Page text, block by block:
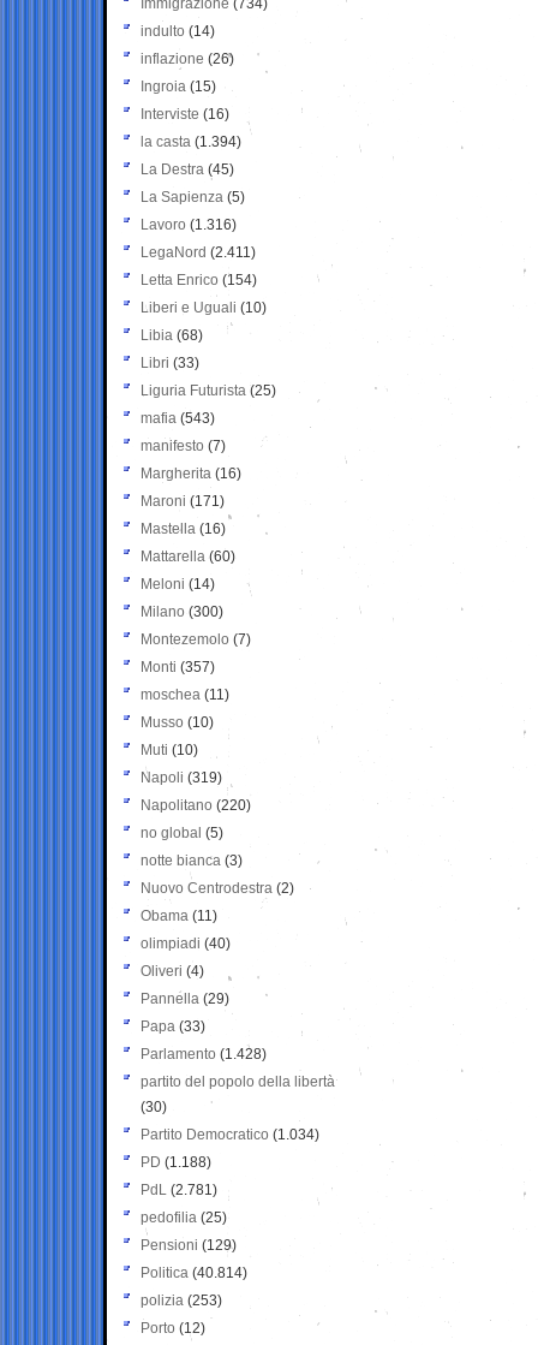
Immigrazione (734)
indulto (14)
inflazione (26)
Ingroia (15)
Interviste (16)
la casta (1.394)
La Destra (45)
La Sapienza (5)
Lavoro (1.316)
LegaNord (2.411)
Letta Enrico (154)
Liberi e Uguali (10)
Libia (68)
Libri (33)
Liguria Futurista (25)
mafia (543)
manifesto (7)
Margherita (16)
Maroni (171)
Mastella (16)
Mattarella (60)
Meloni (14)
Milano (300)
Montezemolo (7)
Monti (357)
moschea (11)
Musso (10)
Muti (10)
Napoli (319)
Napolitano (220)
no global (5)
notte bianca (3)
Nuovo Centrodestra (2)
Obama (11)
olimpiadi (40)
Oliveri (4)
Pannella (29)
Papa (33)
Parlamento (1.428)
partito del popolo della libertà
(30)
Partito Democratico (1.034)
PD (1.188)
PdL (2.781)
pedofilia (25)
Pensioni (129)
Politica (40.814)
polizia (253)
Porto (12)